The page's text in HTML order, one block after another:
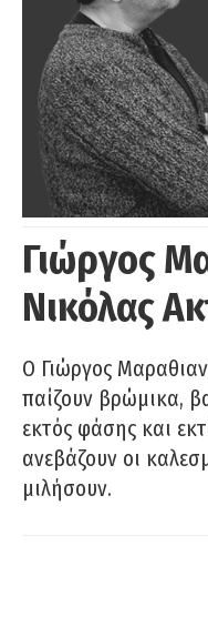
Γιώργος
Νικόλας
Ο Γιώργος
παίζουν βρώμικα,
εκτός φάσης και
ανεβάζουν οι
μιλήσουν.